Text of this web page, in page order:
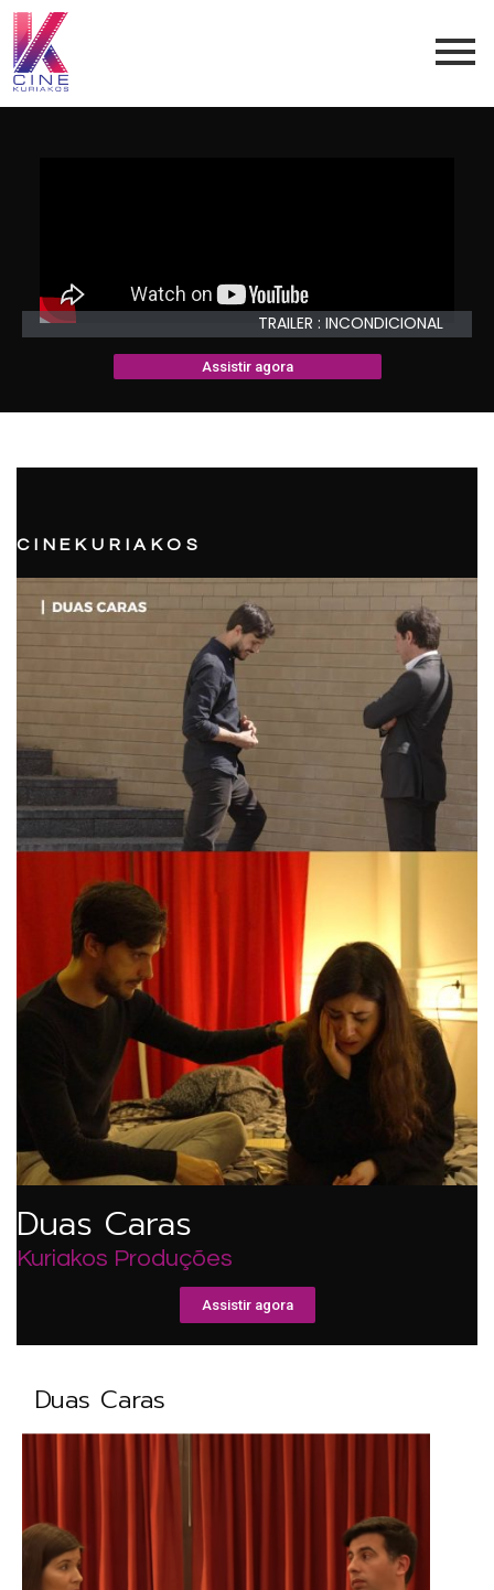
TRAILER : INCONDICIONAL
Assistir agora
CINEKURIAKOS
Duas Caras
Kuriakos Produções
Assistir agora
Duas Caras